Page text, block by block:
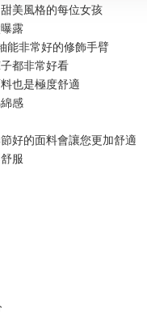
美風格的每位女孩
露
能非常好的修飾手臂
都非常好看
也是極度舒適
感
好的面料會讓您更加舒適
服